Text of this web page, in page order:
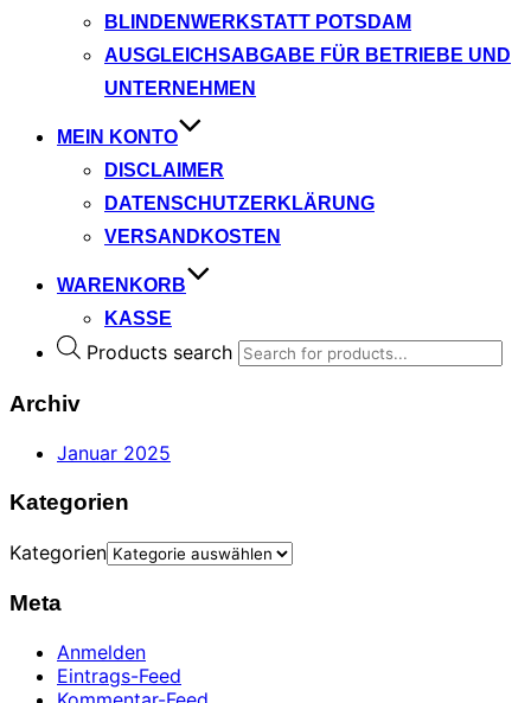
BLINDENWERKSTATT POTSDAM
AUSGLEICHSABGABE FÜR BETRIEBE UND
UNTERNEHMEN
MEIN KONTO
DISCLAIMER
DATENSCHUTZERKLÄRUNG
VERSANDKOSTEN
WARENKORB
KASSE
Products search
Archiv
Januar 2025
Kategorien
Kategorien
Meta
Anmelden
Eintrags-Feed